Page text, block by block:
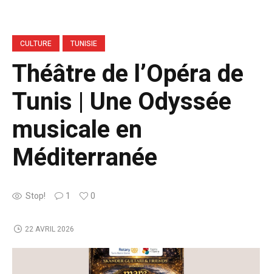
CULTURE TUNISIE
Théâtre de l’Opéra de
Tunis | Une Odyssée
musicale en
Méditerranée
Stop! 1 0
22 AVRIL 2026